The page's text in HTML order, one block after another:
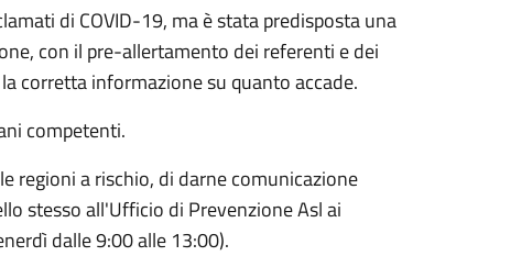
di COVID-19, ma è stata predisposta una
con il pre-allertamento dei referenti e dei
corretta informazione su quanto accade.
competenti.
regioni a rischio, di darne comunicazione
stesso all'Ufficio di Prevenzione Asl ai
dalle 9:00 alle 13:00).